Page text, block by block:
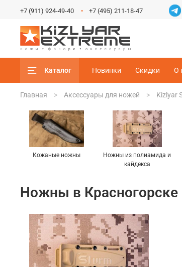
+7 (911) 924-49-40 +7 (495) 211-18-47
Каталог Новинки Скидки О
Главная Аксессуары для ножей Kizlyar
Кожаные ножны
Ножны из полиамида и
кайдекса
Ножны в Красногорске